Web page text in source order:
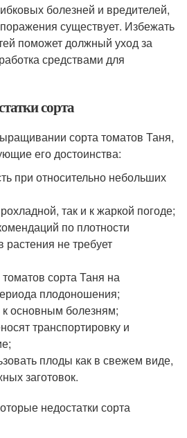
болезней и вредителей,
существует. Избежать
поможет должный уход за
средствами для
сорта
сорта томатов Таня,
его достоинства:
при относительно небольших
так и к жаркой погоде;
по плотности
не требует
сорта Таня на
плодоношения;
основным болезням;
транспортировку и
плоды как в свежем виде,
заготовок.
недостатки сорта